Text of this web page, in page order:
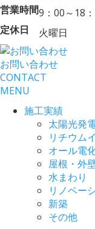
営業時間9：00～18
定休日
火曜日
お問い合わせ
CONTACT
MENU
施工実績
太陽光発
リチウム
オール電
屋根・外
水まわり
リノベー
新築
その他